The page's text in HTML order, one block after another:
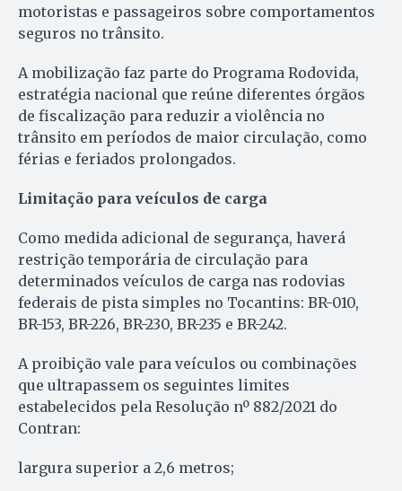
motoristas e passageiros sobre comportamentos
seguros no trânsito.
A mobilização faz parte do Programa Rodovida,
estratégia nacional que reúne diferentes órgãos
de fiscalização para reduzir a violência no
trânsito em períodos de maior circulação, como
férias e feriados prolongados.
Limitação para veículos de carga
Como medida adicional de segurança, haverá
restrição temporária de circulação para
determinados veículos de carga nas rodovias
federais de pista simples no Tocantins: BR-010,
BR-153, BR-226, BR-230, BR-235 e BR-242.
A proibição vale para veículos ou combinações
que ultrapassem os seguintes limites
estabelecidos pela Resolução nº 882/2021 do
Contran:
largura superior a 2,6 metros;